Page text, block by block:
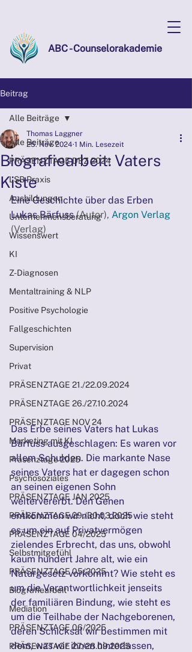
ABC - Counselorakademie
Beitrag
Alle Beiträge
PRÄSENZTAGE DEZ 2024
LSB Praxis
Ausbildungen
Unternehmensberatung
Wissenswert
KI
Z-Diagnosen
Mentaltraining & NLP
Positive Psychologie
Fallgeschichten
Supervision
Privat
PRÄSENZTAGE 21./22.09.2024
PRÄSENZTAGE 26./27.10.2024
PRÄSENZTAGE NOV 24
Marketing mit KI
Präsenztage 2025
Psychosoziales
PRÄSENZTAGE JAN 2025
PRÄSENZTAGE 29./30.03.2025
PRÄSENZTAGE 04/2025
Selbstmitgefühl
PRÄSENZTAGE 05/2025
Biografiearbeit
Mediation
PRÄSENZTAGE 06/2025
PRÄSENZTAGE 27./28.09.2025
Alle Beiträge
Biografiearbeit: Vaters
Kiste
Thomas Laggner
25. Nov. 2024 1 Min. Lesezeit
Eine Geschichte über das Erben
Lukas Bärfuss (Autor), Argon Verlag
(Verlag)
Das Erbe seines Vaters hat Lukas
Bärfuss ausgeschlagen: Es waren vor
allem Schulden. Die markante Nase
seines Vaters hat er dagegen schon
an seinen eigenen Sohn
weitervererbt. Den Genen
entkommen wir nicht, doch wie steht
es um ein auf Privatvermögen
zielendes Erbrecht, das uns, obwohl
kaum hundert Jahre alt, wie ein
Naturgesetz vorkommt? Wie steht es
um die Verantwortlichkeit jenseits
der familiären Bindung, wie steht es
um die Teilhabe der Nachgeborenen,
deren Schicksal wir bestimmen mit
dem, was wir ihnen hinterlassen,